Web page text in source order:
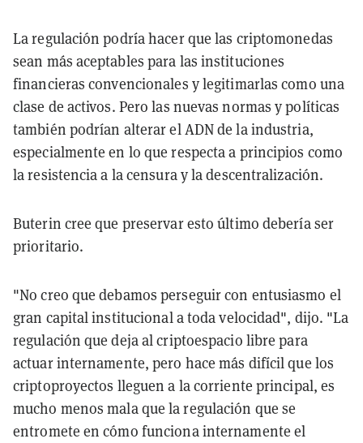
La regulación podría hacer que las criptomonedas
sean más aceptables para las instituciones
financieras convencionales y legitimarlas como una
clase de activos. Pero las nuevas normas y políticas
también podrían alterar el ADN de la industria,
especialmente en lo que respecta a principios como
la resistencia a la censura y la descentralización.
Buterin cree que preservar esto último debería ser
prioritario.
"No creo que debamos perseguir con entusiasmo el
gran capital institucional a toda velocidad", dijo. "La
regulación que deja al criptoespacio libre para
actuar internamente, pero hace más difícil que los
criptoproyectos lleguen a la corriente principal, es
mucho menos mala que la regulación que se
entromete en cómo funciona internamente el